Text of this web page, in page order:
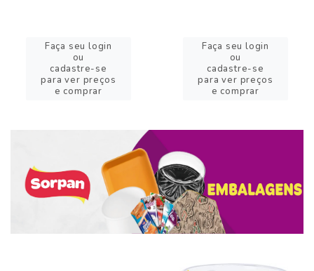
Faça seu login
ou
cadastre-se
para ver preços
e comprar
Faça seu login
ou
cadastre-se
para ver preços
e comprar